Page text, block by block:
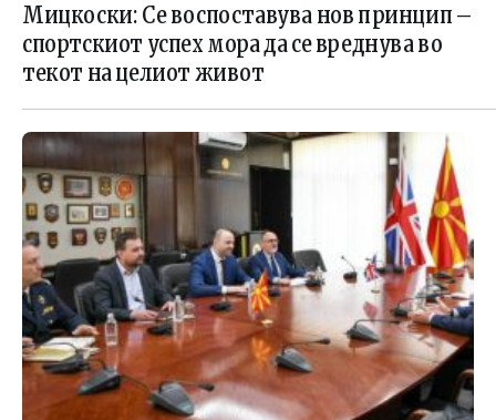
Мицкоски: Се воспоставува нов принцип –
спортскиот успех мора да се вреднува во
текот на целиот живот